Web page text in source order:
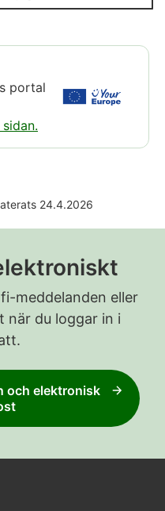
portal
24.4.2026
meddelanden eller
när du loggar in i
och elektronisk